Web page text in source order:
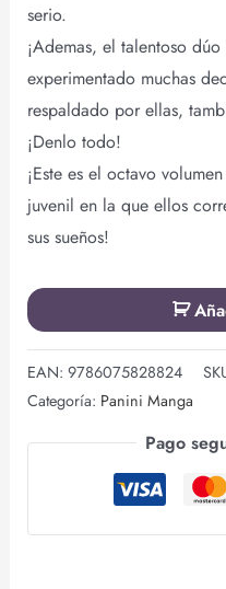
serio.
¡Ademas, el talentoso
experimentado muchas
respaldado por ellas,
¡Denlo todo!
¡Este es el octavo
juvenil en la que ellos
sus sueños!
EAN: 9786075828824
Categoría: Panini Manga
Pago